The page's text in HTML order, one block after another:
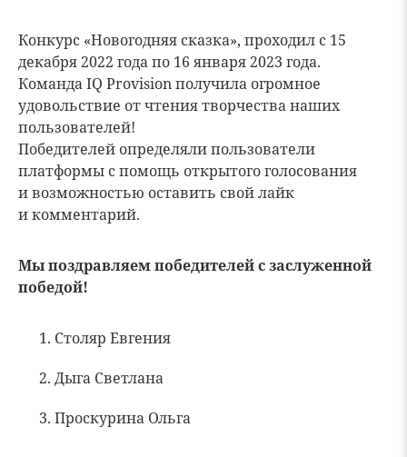
Конкурс «Новогодняя сказка», проходил с 15
декабря 2022 года по 16 января 2023 года.
Команда IQ Provision получила огромное
удовольствие от чтения творчества наших
пользователей!
Победителей определяли пользователи
платформы с помощь открытого голосования
и возможностью оставить свой лайк
и комментарий.
Мы поздравляем победителей с заслуженной
победой!
Столяр Евгения
Дыга Светлана
Проскурина Ольга